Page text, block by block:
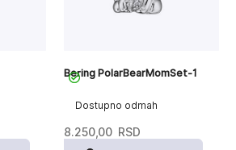
Dostupno odmah
Bering PolarBearMomSet-1
8.250,00 RSD